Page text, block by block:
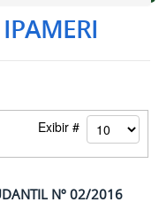
Exibir #
Nº 02/2016